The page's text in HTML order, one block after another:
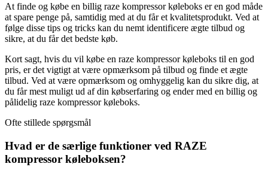
At finde og købe en billig raze kompressor køleboks er en god måde
at spare penge på, samtidig med at du får et kvalitetsprodukt. Ved at
følge disse tips og tricks kan du nemt identificere ægte tilbud og
sikre, at du får det bedste køb.
Kort sagt, hvis du vil købe en raze kompressor køleboks til en god
pris, er det vigtigt at være opmærksom på tilbud og finde et ægte
tilbud. Ved at være opmærksom og omhyggelig kan du sikre dig, at
du får mest muligt ud af din købserfaring og ender med en billig og
pålidelig raze kompressor køleboks.
Ofte stillede spørgsmål
Hvad er de særlige funktioner ved RAZE
kompressor køleboksen?